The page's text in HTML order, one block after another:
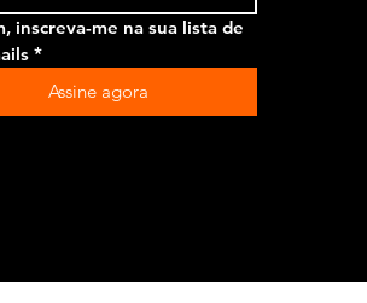
inscreva-me na sua lista de
*
Assine agora